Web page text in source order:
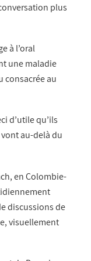
plus
à l’oral
une maladie
consacrée au
d’utile qu’ils
au-delà du
en Colombie-
discussions de
visuellement